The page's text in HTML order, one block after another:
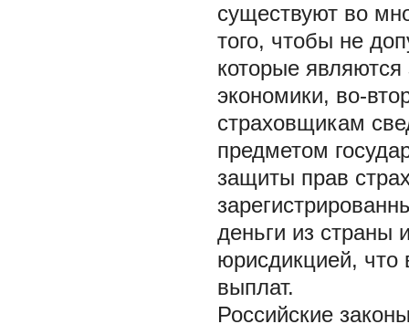
существуют во
того, чтобы не
которые
экономики, во-
страховщикам
предметом
защиты прав
деньги из страны
юрисдикцией, что
выплат.
Российские